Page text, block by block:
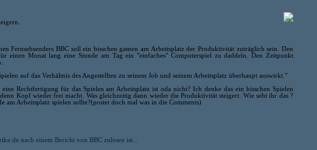
Fernsehsenders BBC soll ein bisschen gamen am Arbeitsplatz der Produktivität zuträglich sein. Den
einen Monat lang eine Stunde am Tag ein "einfaches" Computerspiel zu daddeln. Den Zeitpunkt
auf das Verhältnis des Angestellten zu seinem Job und seinem Arbeitsplatz überhaupt auswirkt."
Rechtfertigung für das Spielen am Arbeitsplatz ist oda nicht? Ich denke das ein bisschen Spielen
Kopf wieder frei macht. Was gleichzeitig dann wieder die Produktivität steigert. Wie seht ihr das ?
am Arbeitsplatz spielen sollte?(postet doch mal was in die Comments)
nach einem Bericht von BBC zulesen ist...